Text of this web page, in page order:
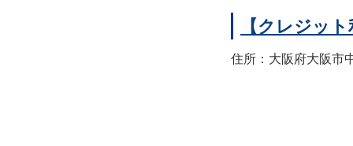
【クレジッ
住所：大阪府大阪市